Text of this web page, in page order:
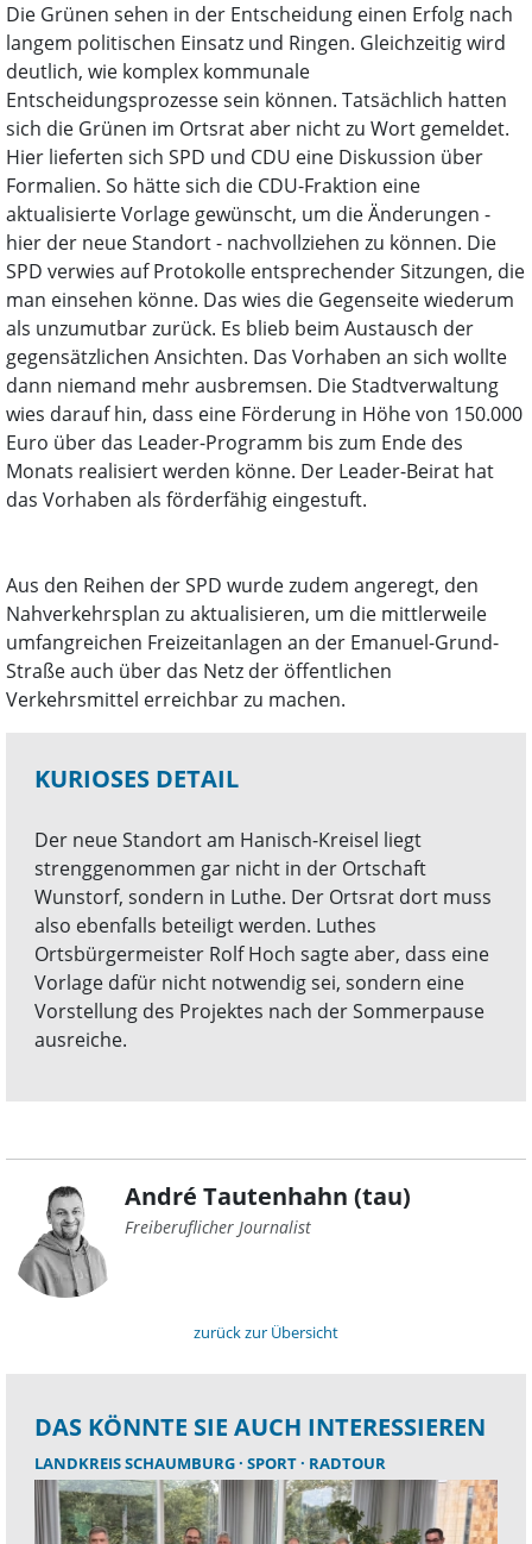
Die Grünen sehen in der Entscheidung einen Erfolg nach
langem politischen Einsatz und Ringen. Gleichzeitig wird
deutlich, wie komplex kommunale
Entscheidungsprozesse sein können. Tatsächlich hatten
sich die Grünen im Ortsrat aber nicht zu Wort gemeldet.
Hier lieferten sich SPD und CDU eine Diskussion über
Formalien. So hätte sich die CDU-Fraktion eine
aktualisierte Vorlage gewünscht, um die Änderungen -
hier der neue Standort - nachvollziehen zu können. Die
SPD verwies auf Protokolle entsprechender Sitzungen, die
man einsehen könne. Das wies die Gegenseite wiederum
als unzumutbar zurück. Es blieb beim Austausch der
gegensätzlichen Ansichten. Das Vorhaben an sich wollte
dann niemand mehr ausbremsen. Die Stadtverwaltung
wies darauf hin, dass eine Förderung in Höhe von 150.000
Euro über das Leader-Programm bis zum Ende des
Monats realisiert werden könne. Der Leader-Beirat hat
das Vorhaben als förderfähig eingestuft.
Aus den Reihen der SPD wurde zudem angeregt, den
Nahverkehrsplan zu aktualisieren, um die mittlerweile
umfangreichen Freizeitanlagen an der Emanuel-Grund-
Straße auch über das Netz der öffentlichen
Verkehrsmittel erreichbar zu machen.
KURIOSES DETAIL
Der neue Standort am Hanisch-Kreisel liegt
strenggenommen gar nicht in der Ortschaft
Wunstorf, sondern in Luthe. Der Ortsrat dort muss
also ebenfalls beteiligt werden. Luthes
Ortsbürgermeister Rolf Hoch sagte aber, dass eine
Vorlage dafür nicht notwendig sei, sondern eine
Vorstellung des Projektes nach der Sommerpause
ausreiche.
André Tautenhahn (tau)
Freiberuflicher Journalist
zurück zur Übersicht
DAS KÖNNTE SIE AUCH INTERESSIEREN
LANDKREIS SCHAUMBURG SPORT RADTOUR